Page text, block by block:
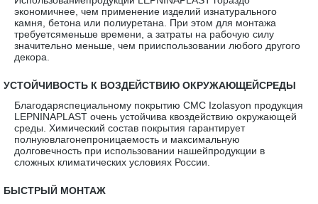
экономичнее, чем применение изделий изнатурального
камня, бетона или полиуретана. При этом для монтажа
требуетсяменьше времени, а затраты на рабочую силу
значительно меньше, чем прииспользовании любого другого
декора.
УСТОЙЧИВОСТЬ К ВОЗДЕЙСТВИЮ ОКРУЖАЮЩЕЙСРЕДЫ
Благодаряспециальному покрытию CMC Izolasyon продукция
LEPNINAPLAST очень устойчива квоздействию окружающей
среды. Химический состав покрытия гарантирует
полнуювлагонепроницаемость и максимальную
долговечность при использовании нашейпродукции в
сложных климатических условиях России.
БЫСТРЫЙ МОНТАЖ